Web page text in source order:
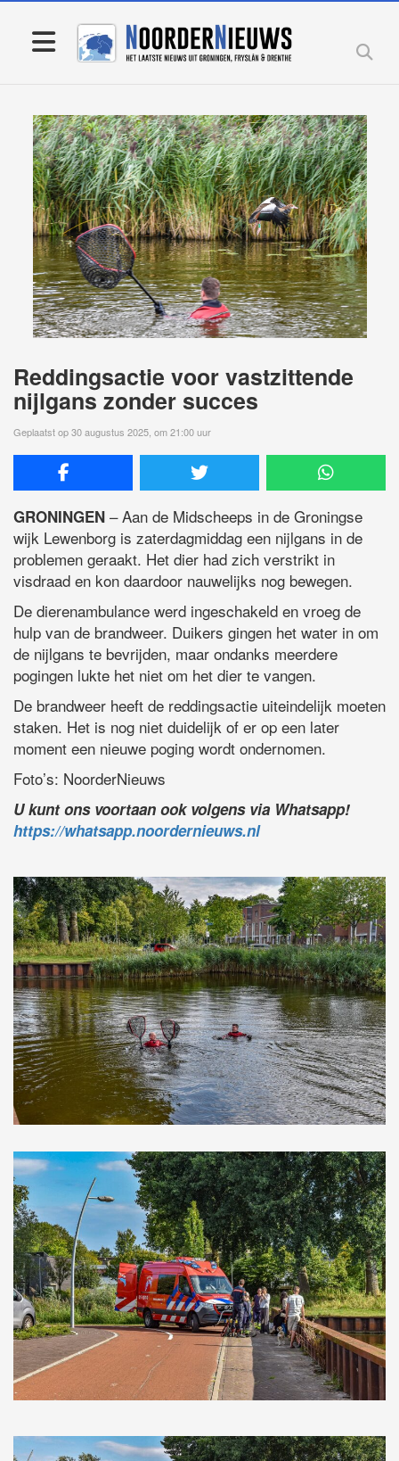
Reddingsactie voor vastzittende
nijlgans zonder succes
Geplaatst op 30 augustus 2025, om 21:00 uur
GRONINGEN – Aan de Midscheeps in de Groningse
wijk Lewenborg is zaterdagmiddag een nijlgans in de
problemen geraakt. Het dier had zich verstrikt in
visdraad en kon daardoor nauwelijks nog bewegen.
De dierenambulance werd ingeschakeld en vroeg de
hulp van de brandweer. Duikers gingen het water in om
de nijlgans te bevrijden, maar ondanks meerdere
pogingen lukte het niet om het dier te vangen.
De brandweer heeft de reddingsactie uiteindelijk moeten
staken. Het is nog niet duidelijk of er op een later
moment een nieuwe poging wordt ondernomen.
Foto’s: NoorderNieuws
U kunt ons voortaan ook volgens via Whatsapp!
https://whatsapp.noordernieuws.nl